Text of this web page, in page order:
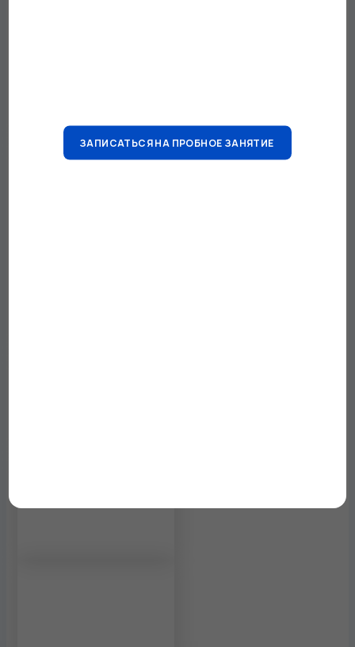
ЗАПИСАТЬСЯ НА ПРОБНОЕ ЗАНЯТИЕ